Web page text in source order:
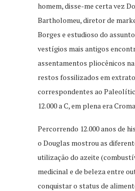
homem, disse-me certa vez
Bartholomeu, diretor de
Borges e estudioso do
vestígios mais antigos
assentamentos pliocênicos
restos fossilizados em
correspondentes ao
12.000 a C, em plena era
Percorrendo 12.000 anos de
o Douglas mostrou as
utilização do azeite
medicinal e de beleza entre
conquistar o status de